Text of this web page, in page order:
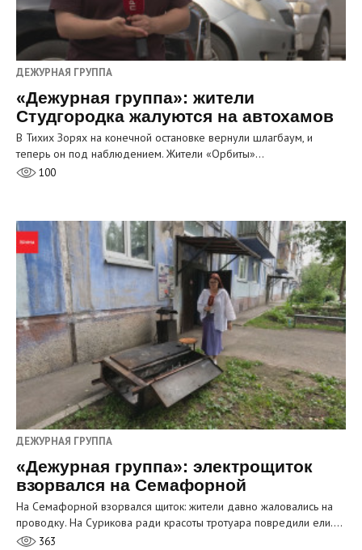
ДЕЖУРНАЯ ГРУППА
«Дежурная группа»: жители
Студгородка жалуются на автохамов
В Тихих Зорях на конечной остановке вернули шлагбаум, и
теперь он под наблюдением. Жители «Орбиты»…
100
ДЕЖУРНАЯ ГРУППА
«Дежурная группа»: электрощиток
взорвался на Семафорной
На Семафорной взорвался щиток: жители давно жаловались на
проводку. На Сурикова ради красоты тротуара повредили ели.…
363